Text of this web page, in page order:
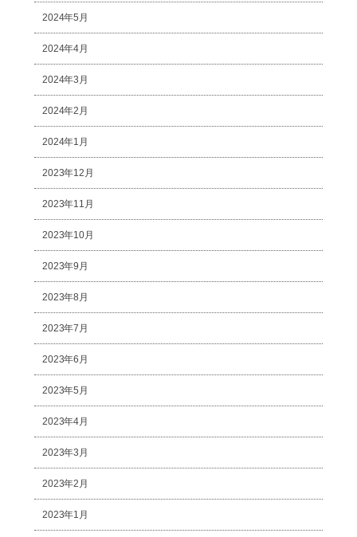
2024年5月
2024年4月
2024年3月
2024年2月
2024年1月
2023年12月
2023年11月
2023年10月
2023年9月
2023年8月
2023年7月
2023年6月
2023年5月
2023年4月
2023年3月
2023年2月
2023年1月